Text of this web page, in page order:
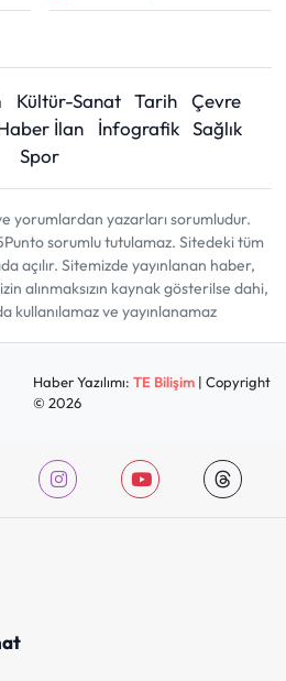
Kültür-Sanat Tarih
Çevre
İlan İnfografik Sağlık
Spor
yorumlardan yazarları sorumludur.
sorumlu tutulamaz. Sitedeki tüm
açılır. Sitemizde yayınlanan haber,
alınmaksızın kaynak gösterilse dahi,
kullanılamaz ve yayınlanamaz
Haber Yazılımı: TE Bilişim| Copyright
© 2026